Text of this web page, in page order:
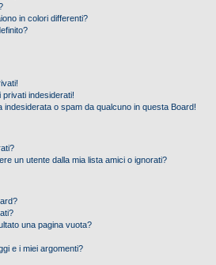
in colori differenti?
indesiderati!
o spam da qualcuno in questa Board!
un utente dalla mia lista amici o ignorati?
una pagina vuota?
e i miei argomenti?